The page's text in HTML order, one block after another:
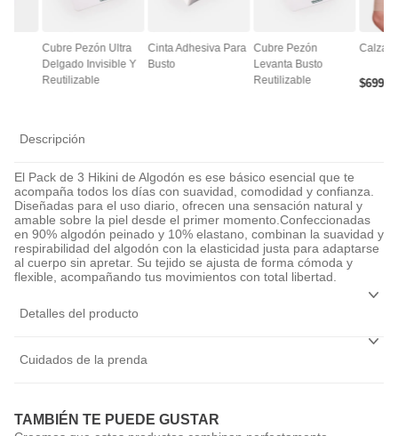
Cubre Pezón Ultra
Delgado Invisible Y
Reutilizable
Cinta Adhesiva Para
Busto
Cubre Pezón
Levanta Busto
Reutilizable
Calza
$6990
Descripción
El Pack de 3 Hikini de Algodón es ese básico esencial que te
acompaña todos los días con suavidad, comodidad y confianza.
Diseñadas para el uso diario, ofrecen una sensación natural y
amable sobre la piel desde el primer momento.Confeccionadas
en 90% algodón peinado y 10% elastano, combinan la suavidad y
respirabilidad del algodón con la elasticidad justa para adaptarse
al cuerpo sin apretar. Su tejido se ajusta de forma cómoda y
flexible, acompañando tus movimientos con total libertad.
Detalles del producto
Cuidados de la prenda
TAMBIÉN TE PUEDE GUSTAR